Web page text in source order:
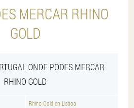
MERCAR RHINO
GOLD
ONDE PODES MERCAR
RHINO GOLD
Rhino Gold en Lisboa